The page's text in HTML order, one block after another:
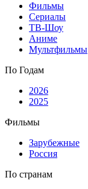
Фильмы
Сериалы
ТВ-Шоу
Аниме
Мультфильмы
По Годам
2026
2025
Фильмы
Зарубежные
Россия
По странам